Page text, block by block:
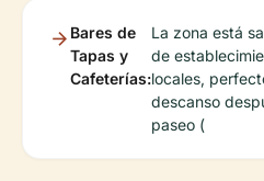
Bares de
Tapas y
Cafeterías:
La zona está
de
locales,
descanso
paseo (